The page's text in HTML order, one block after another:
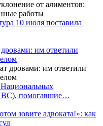
10 июля поставила
им ответили
помогавшие…
зовите адвоката!»: как